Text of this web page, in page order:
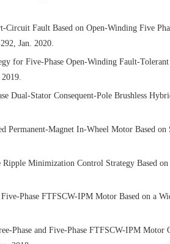
Fault Based on Open-Winding Five
Jan. 2020.
for Five-Phase Open-Winding Fault-
Dual-Stator Consequent-Pole Brushless
Magnet In-Wheel Motor Based
Minimization Control Strategy Based
Phase FTFSCW-IPM Motor Based on a
Phase and Five-Phase FTFSCW-IPM Motor